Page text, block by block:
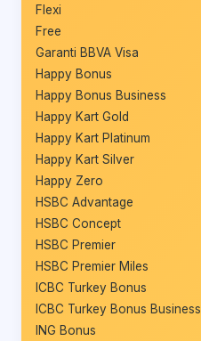
Flexi
Free
Garanti BBVA Visa
Happy Bonus
Happy Bonus Business
Happy Kart Gold
Happy Kart Platinum
Happy Kart Silver
Happy Zero
HSBC Advantage
HSBC Concept
HSBC Premier
HSBC Premier Miles
ICBC Turkey Bonus
ICBC Turkey Bonus Business
ING Bonus